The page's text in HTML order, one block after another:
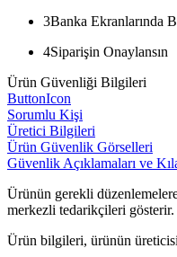
3Banka Ekranlarında
4Siparişin Onaylansın
Ürün Güvenliği Bilgileri
ButtonIcon
Sorumlu Kişi
Üretici Bilgileri
Ürün Güvenlik Görselleri
Güvenlik Açıklamaları ve
Ürünün gerekli
merkezli tedarikçileri gösterir.
Ürün bilgileri, ürünün